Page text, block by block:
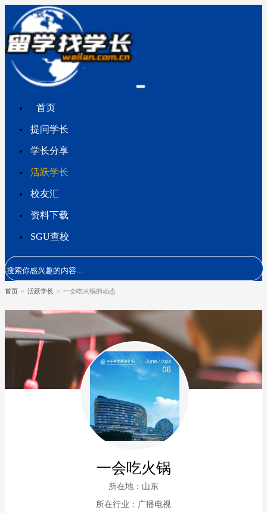
首页
提问学长
学长分享
活跃学长
校友汇
资料下载
SGU查校
首页 > 活跃学长 > 一会吃火锅的动态
一会吃火锅
所在地：山东
所在行业：广播电视